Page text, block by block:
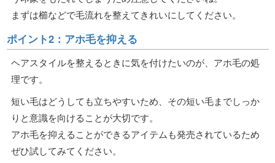
まずは櫛などで毛流れを整えてきれいにしてください。
ポイント2：アホ毛を抑える
ヘアスタイルを整えるときに気を付けたいのが、アホ毛の処
理です。
短い毛はどうしても立ちやすいため、その短い毛までしっか
りと意識を向けることが大切です。
アホ毛を抑えることができるアイテムも発売されているため
ぜひ試してみてください。